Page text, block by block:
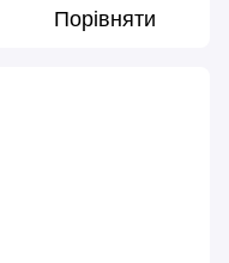
Порівняти